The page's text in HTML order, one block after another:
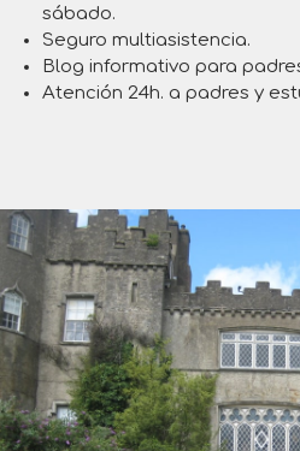
sábado.
Seguro multiasistencia.
Blog informativo para
Atención 24h. a padres y